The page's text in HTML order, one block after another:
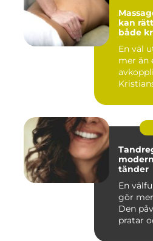
kan
både
En väl
mer än
tänder
En
gör
Den
pratar